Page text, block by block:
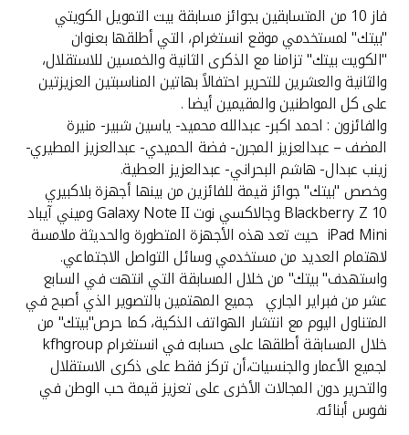
أدوات وخدمات
خدمات ما بعد البيع
اتصل بنا
مواقع الفروع وأجهزة الصرف الآلي
ألمانيا
ماليزيا
تركيا
مصر
فاز 10 من المتسابقين بجوائز مسابقة بيت التمويل الكويتي
"بيتك" لمستخدمي موقع انستغرام، التي أطلقها بعنوان
"الكويت بيتك" تزامنا مع الذكرى الثانية والخمسين للاستقلال،
والثانية والعشرين للتحرير احتفالاً بهاتين المناسبتين العزيزتين
على كل المواطنين والمقيمين أيضا .
والفائزون : احمد اكبر- عبدالله محميد- ياسين شبير- منيرة
المضف – عبدالعزيز المجرن- فضة الحميدي- عبدالعزيز المطيري-
زينب عبدال- هاشم البحراني- عبدالعزيز العطية.
وخصص "بيتك" جوائز قيمة للفائزين من بينها أجهزة بلاكبيري
Blackberry Z 10 وجالاكسي نوت Galaxy Note II وميني آيباد
iPad Mini حيث تعد هذه الأجهزة المتطورة والحديثة ملامسة
لاهتمام العديد من مستخدمي وسائل التواصل الاجتماعي.
واستهدف" بيتك" من خلال المسابقة التي انتهت في السابع
عشر من فبراير الجاري جميع المهتمين بالتصوير الذي أصبح في
المتناول اليوم مع انتشار الهواتف الذكية، كما حرص"بيتك" من
خلال المسابقة أطلقها على حسابه في انستغرام kfhgroup
لجميع الأعمار والجنسيات،أن تركز فقط على ذكرى الاستقلال
والتحرير دون المجالات الأخرى على تعزيز قيمة حب الوطن في
نفوس أبنائه.